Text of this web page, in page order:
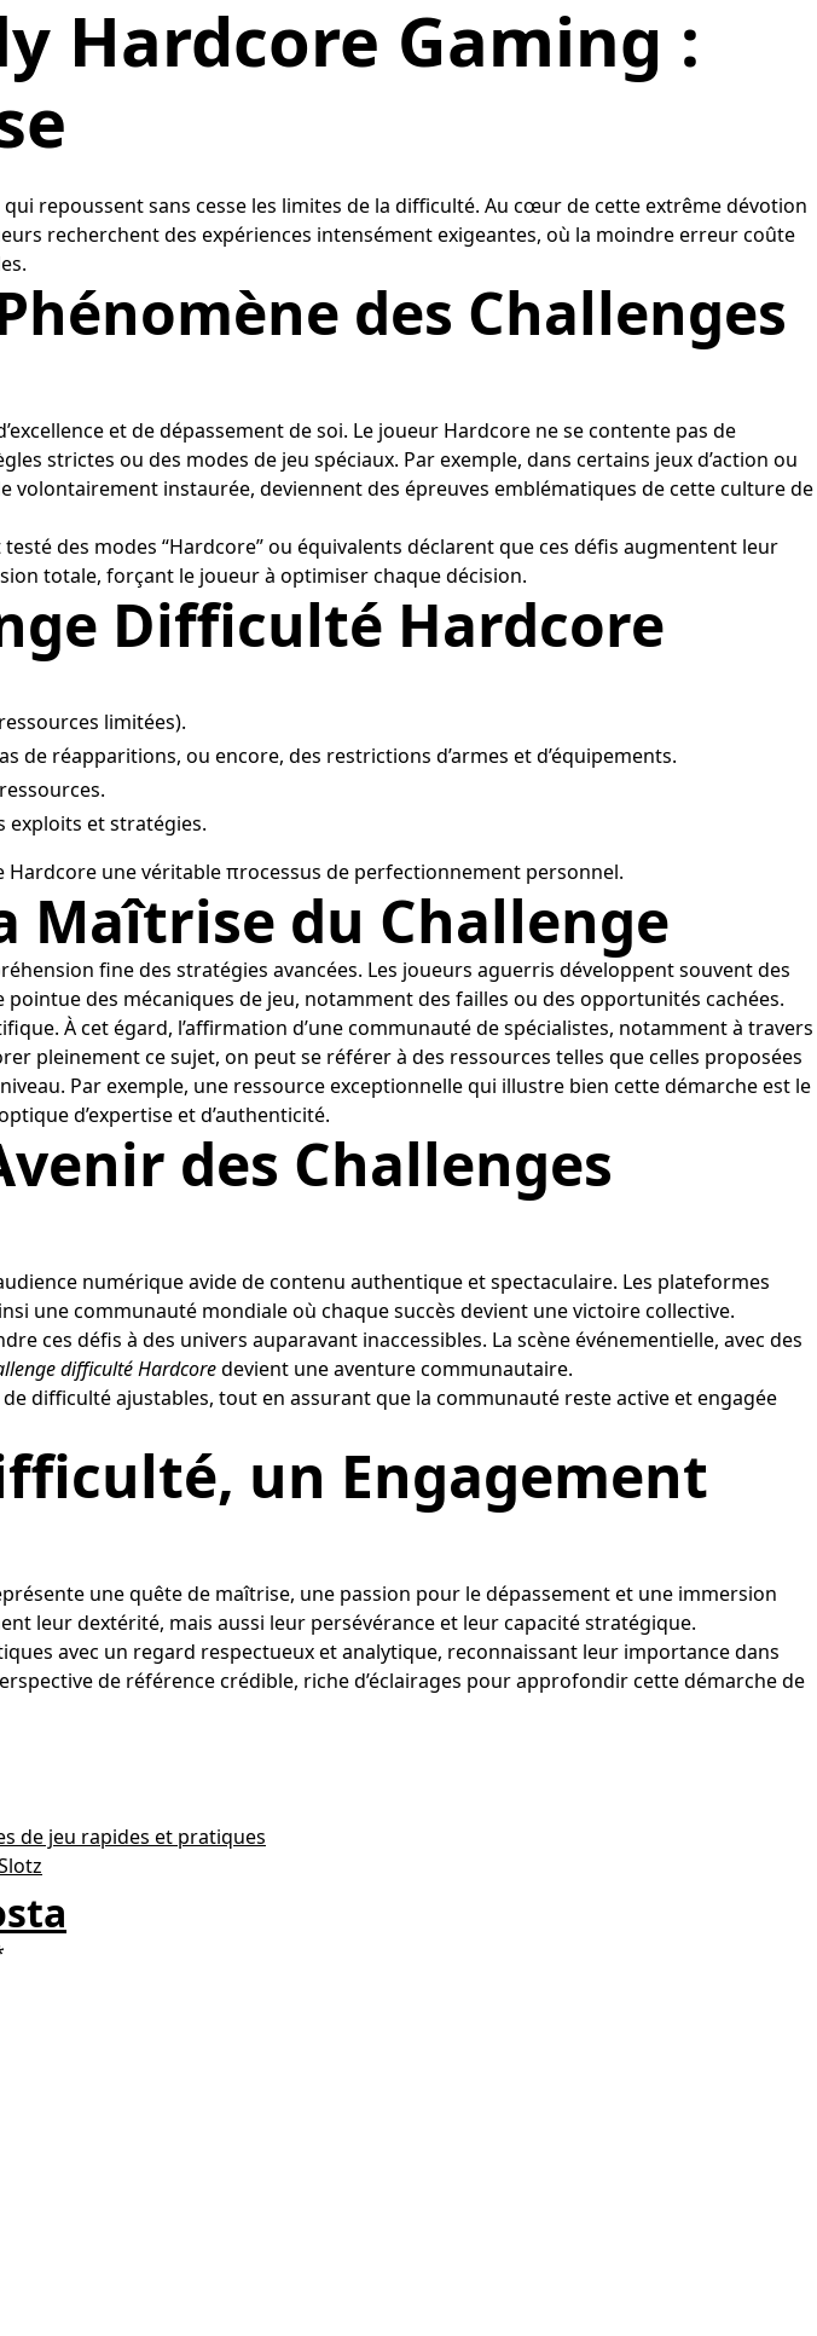
Hardcore Gaming :
repoussent sans cesse les limites de la difficulté. Au cœur de cette extrême dévotion
recherchent des expériences intensément exigeantes, où la moindre erreur coûte
des Challenges
et de dépassement de soi. Le joueur Hardcore ne se contente pas de
strictes ou des modes de jeu spéciaux. Par exemple, dans certains jeux d’action ou
volontairement instaurée, deviennent des épreuves emblématiques de cette culture de
des modes “Hardcore” ou équivalents déclarent que ces défis augmentent leur
totale, forçant le joueur à optimiser chaque décision.
Difficulté Hardcore
limitées).
de réapparitions, ou encore, des restrictions d’armes et d’équipements.
exploits et stratégies.
une véritable πrocessus de perfectionnement personnel.
Maîtrise du Challenge
fine des stratégies avancées. Les joueurs aguerris développent souvent des
des mécaniques de jeu, notamment des failles ou des opportunités cachées.
À cet égard, l’affirmation d’une communauté de spécialistes, notamment à travers
pleinement ce sujet, on peut se référer à des ressources telles que celles proposées
Par exemple, une ressource exceptionnelle qui illustre bien cette démarche est le
d’expertise et d’authenticité.
des Challenges
numérique avide de contenu authentique et spectaculaire. Les plateformes
une communauté mondiale où chaque succès devient une victoire collective.
ces défis à des univers auparavant inaccessibles. La scène événementielle, avec des
difficulté Hardcoredevient une aventure communautaire.
difficulté ajustables, tout en assurant que la communauté reste active et engagée
un Engagement
une quête de maîtrise, une passion pour le dépassement et une immersion
leur dextérité, mais aussi leur persévérance et leur capacité stratégique.
avec un regard respectueux et analytique, reconnaissant leur importance dans
de référence crédible, riche d’éclairages pour approfondir cette démarche de
de jeu rapides et pratiques